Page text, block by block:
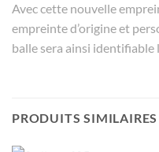
Avec cette nouvelle
empreinte d’origine et
balle sera ainsi
PRODUITS SIMILAIRES